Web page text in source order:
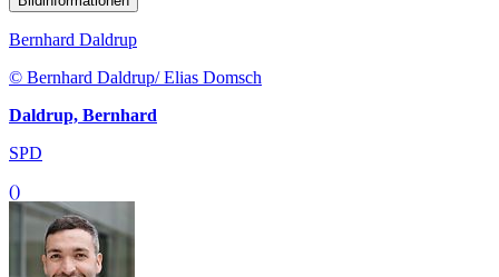
Bernhard Daldrup
© Bernhard Daldrup/ Elias Domsch
Daldrup, Bernhard
SPD
()